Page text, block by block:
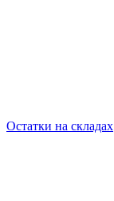
Остатки на складах